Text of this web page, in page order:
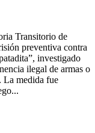
Transitorio de
preventiva contra
investigado
ilegal de armas o
La medida fue